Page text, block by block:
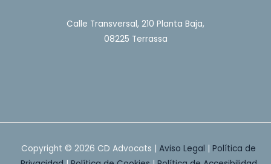
Calle Transversal, 210 Planta Baja,
08225 Terrassa
Copyright © 2026 CD Advocats | Aviso Legal | Política de